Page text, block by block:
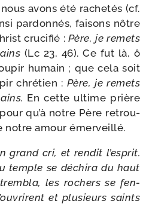
avons été rache­tés (cf.
par­don­nés, fai­sons nôtre
cru­ci­fié : Père, je remets
(Lc 23, 46). Ce fut là, ô
humain ; que cela soit
chré­tien : Père, je remets
En cette ultime prière
qu’à notre Père retrou­
notre amour émerveillé.
grand cri, et ren­dit l’es­prit.
temple se déchi­ra du haut
les rochers se fen­
et plu­sieurs saints